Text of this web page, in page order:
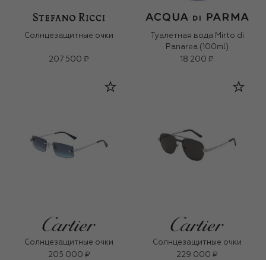
Солнцезащитные очки
207 500 ₽
Туалетная вода Mirto di
Panarea (100ml)
18 200 ₽
Солнцезащитные очки
205 000 ₽
Солнцезащитные очки
229 000 ₽